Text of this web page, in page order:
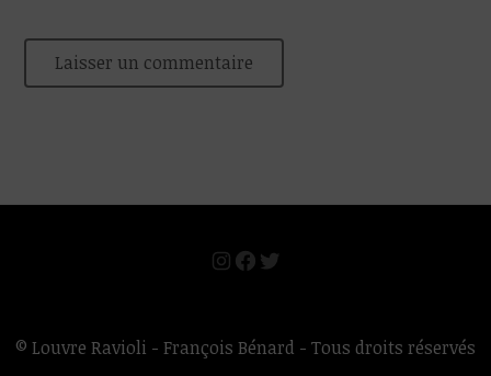
Instagram
Facebook
Twitter
© Louvre Ravioli - François Bénard - Tous droits réservés